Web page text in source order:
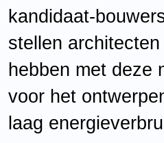
kandidaat-
stellen
hebben met deze
voor het
laag